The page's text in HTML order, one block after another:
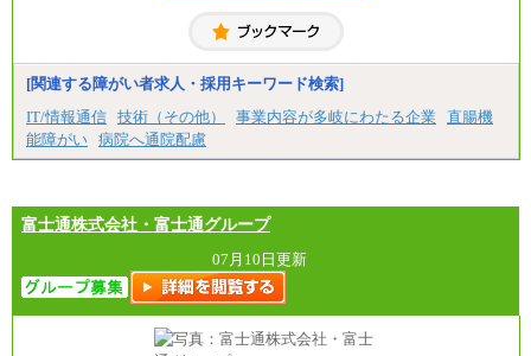
専門1年制卒：212,900円
【居住地域：関西エリア（月給） 】※一律地域手当1
5,000円含む
大学院卒：266,100円
大学卒：240,000円
高専卒：234,800円
短大・専門3年制卒：225,300円
中途：
【全職種共通】
〔正社員〕
月給212,900円～330,000円
※実務経験に応じてご相談させていただきます（上
記金額を超える可能性あり）
※職種8）を除き、正社員の場合勤務地は本社のみと
なります
※交通費：月5万円まで
[関連する障がい者求人・採用キーワード検索]
IT/情報通信 技術（その他） 事業内容が多岐にわたる企業
直腸機
能障がい 病院へ通院配慮
富士通株式会社・富士通グループ
07月10日更新